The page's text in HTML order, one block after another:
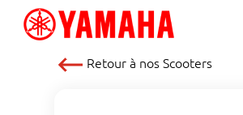
Retour à nosScooters